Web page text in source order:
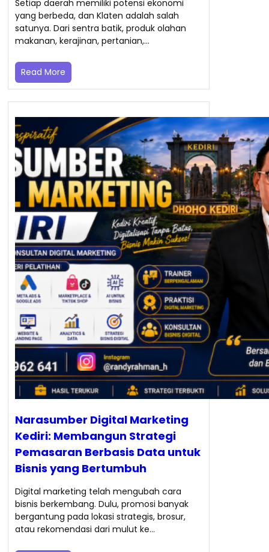
Setiap daerah memiliki potensi ekonomi
yang berbeda, dan Klaten adalah salah
satunya. Dari sentra batik, produk olahan
makanan, kerajinan, pertanian,…
Read More
Narasumber Digital Marketing
Kediri: Membangun Strategi
Pemasaran Berbasis Data untuk
Bisnis yang Bertumbuh
Digital marketing telah mengubah cara
bisnis berkembang. Dulu, promosi banyak
bergantung pada lokasi strategis, brosur,
atau rekomendasi dari mulut ke…